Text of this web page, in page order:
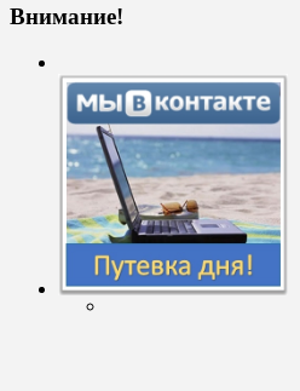
Внимание!